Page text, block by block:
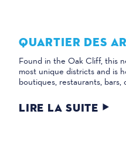
QUARTIER DES
Found in the Oak Cliff, this
most unique districts and is
boutiques, restaurants,
LIRE LA SUITE